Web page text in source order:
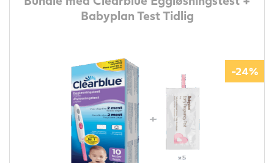
Babyplan Test Tidlig
-24%